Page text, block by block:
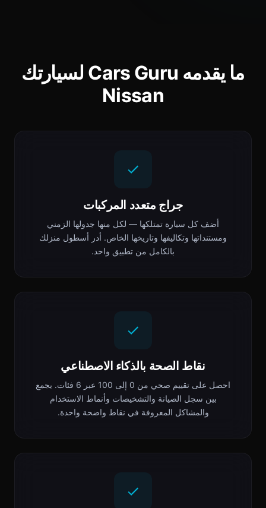
ما يقدمه Cars Guru لسيارتك
Nissan
جراج متعدد المركبات
أضف كل سيارة تمتلكها — لكل منها جدولها الزمني
ومستنداتها وتكاليفها وتاريخها الخاص. أدر أسطول منزلك
بالكامل من تطبيق واحد.
نقاط الصحة بالذكاء الاصطناعي
احصل على تقييم صحي من 0 إلى 100 عبر 6 فئات. يجمع
بين سجل الصيانة والتشخيصات وأنماط الاستخدام
والمشاكل المعروفة في نقاط واضحة واحدة.